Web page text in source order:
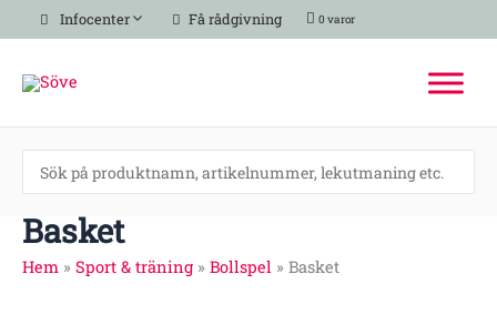
Hoppa
till
Infocenter Få rådgivning 0 varor
Basket
Hem » Sport & träning » Bollspel » Basket